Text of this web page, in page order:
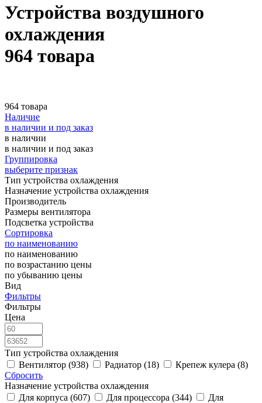
Устройства воздушного
охлаждения
964 товара
964 товара
Наличие
в наличии и под заказ
в наличии
в наличии и под заказ
Группировка
выберите признак
Тип устройства охлаждения
Назначение устройства охлаждения
Производитель
Размеры вентилятора
Подсветка устройства
Сортировка
по наименованию
по наименованию
по возрастанию цены
по убыванию цены
Вид
Фильтры
Фильтры
Цена
Тип устройства охлаждения
Вентилятор (938)
Радиатор (18)
Крепеж кулера (8)
Сбросить
Назначение устройства охлаждения
Для корпуса (607)
Для процессора (344)
Для